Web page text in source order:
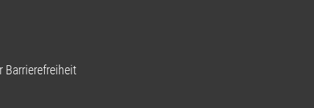
Barrierefreiheit